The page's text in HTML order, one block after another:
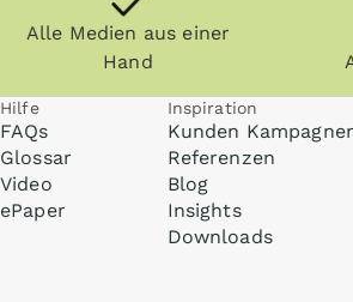
Internet praktisch überall gelesen
Alle Medien aus einer
Hand
Hilfe
FAQs
Glossar
Video
ePaper
Inspiration
Kunden
Referenzen
Blog
Insights
Downloads